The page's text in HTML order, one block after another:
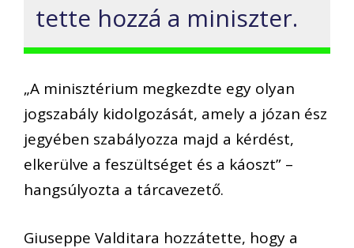
tette hozzá a miniszter.
„A minisztérium megkezdte egy olyan
jogszabály kidolgozását, amely a józan ész
jegyében szabályozza majd a kérdést,
elkerülve a feszültséget és a káoszt” –
hangsúlyozta a tárcavezető.
Giuseppe Valditara hozzátette, hogy a